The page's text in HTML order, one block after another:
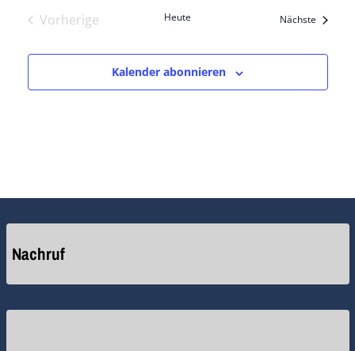
Vorherige
Heute Nächste
Kalender abonnieren
Nachruf